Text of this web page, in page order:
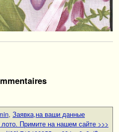
, Заявка,на ваши данные
Примите на нашем сайте >>>